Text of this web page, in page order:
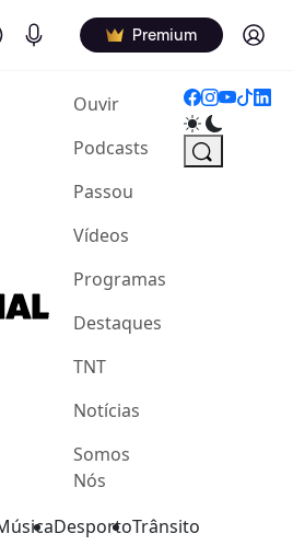
Podcasts Premium Log in
Ouvir(current)
Podcasts
Passou
Vídeos
Programas
Destaques
TNT
Notícias
Somos
Nós
DesportoTrânsito